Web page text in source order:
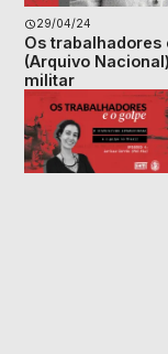
29/04/24
Os trabalhadores
(Arquivo
militar